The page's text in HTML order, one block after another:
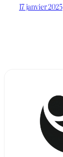
17 janvier 2025